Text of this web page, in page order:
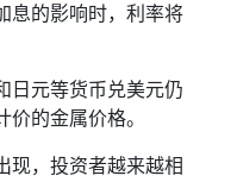
息的影响时，利率将
日元等货币兑美元仍
的金属价格。
现，投资者越来越相